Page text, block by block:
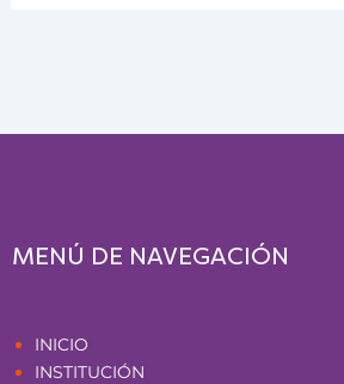
MENÚ DE NAVEGACIÓN
INICIO
INSTITUCIÓN